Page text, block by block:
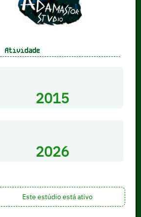
Atividade
2015
2026
Este estúdio está ativo